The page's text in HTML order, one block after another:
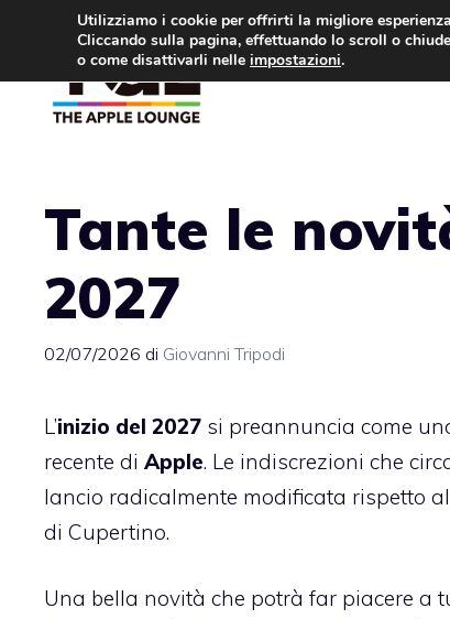
contenuto
Tante le
2027
02/07/2026 di Giovanni Tripodi
L’inizio del 2027 si preannuncia come
recente di Apple. Le indiscrezioni che
lancio radicalmente modificata rispetto
di Cupertino.
Una bella novità che potrà far piacere a
Utilizziamo i cookie per offrirti la migliore
Cliccando sulla pagina, effettuando lo scroll o
o come disattivarli nelle impostazioni.